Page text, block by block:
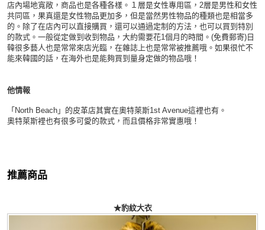
店內場地寬敞，商品也是各種各樣。１層是女性專用區，2層是男性和女性
共同區，果真還是女性物品更加多，但是當然男性物品的種類也是相當多
的。除了在店內可以直接購買，還可以通過定制的方法，也可以買到特別
的款式。一般從定做到收到物品，大約需要花1個月的時間。(免費郵寄)日
韓很多藝人也是常常來店光臨，在雜誌上也是常常被推薦哦。如果很忙不
能來韓國的話，在海外也是能夠買到量身定做的物品哦！
他情報
「North Beach」的皮革店其實在奧特萊斯1st Avenue這裡也有。
奧特萊斯裡也有很多可愛的款式，而且價格非常實惠哦！
推薦商品
★豹紋大衣